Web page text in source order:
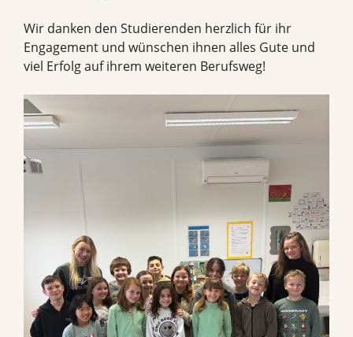
Wir danken den Studierenden herzlich für ihr
Engagement und wünschen ihnen alles Gute und
viel Erfolg auf ihrem weiteren Berufsweg!